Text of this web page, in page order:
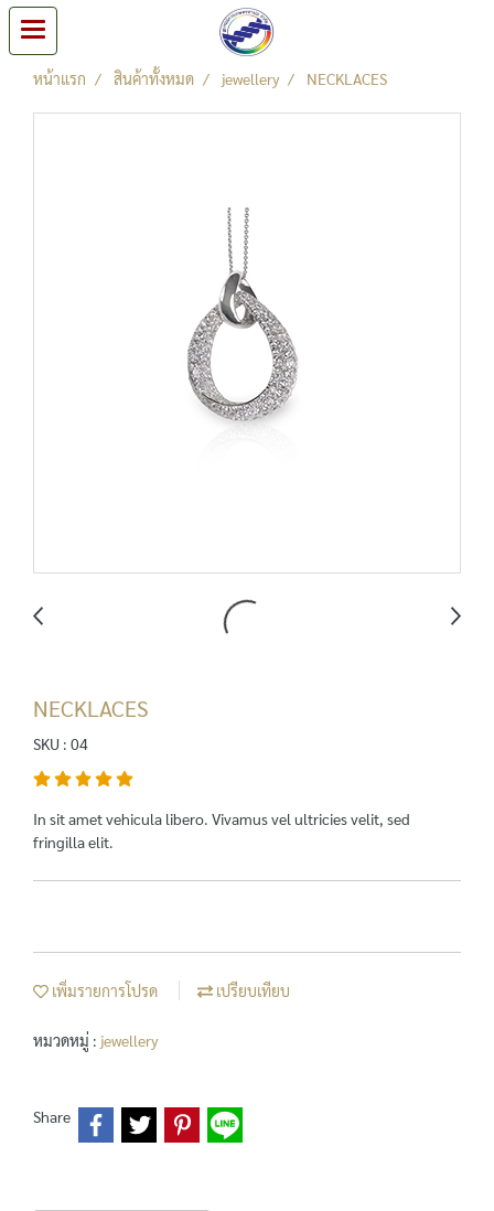
หน้าแรก สินค้าทั้งหมด jewellery NECKLACES
NECKLACES
SKU : 04
In sit amet vehicula libero. Vivamus vel ultricies velit, sed
fringilla elit.
เพิ่มรายการโปรด เปรียบเทียบ
หมวดหมู่ : jewellery
Share